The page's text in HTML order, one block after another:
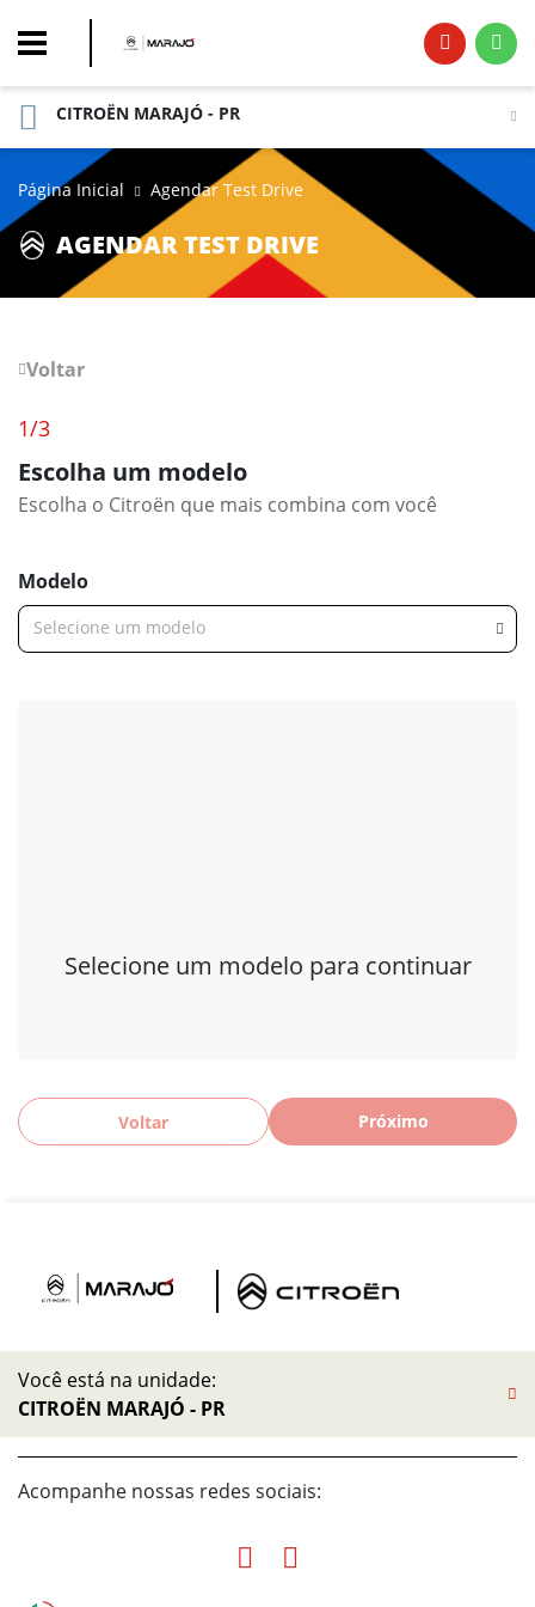
CITROËN MARAJÓ - PR
Página Inicial Agendar Test Drive
AGENDAR TEST DRIVE
Voltar
1/3
Escolha um modelo
Escolha o Citroën que mais combina com você
Modelo
Selecione um modelo
Selecione um modelo para continuar
Voltar Próximo
Você está na unidade:
CITROËN MARAJÓ - PR
Acompanhe nossas redes sociais: